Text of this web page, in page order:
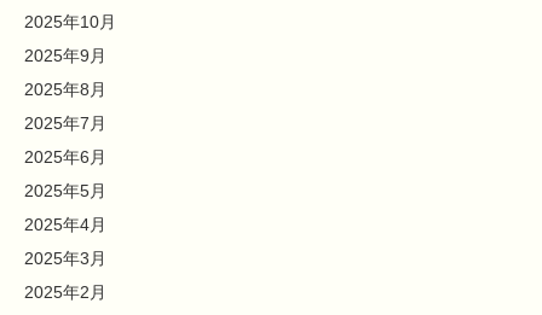
2025年10月
2025年9月
2025年8月
2025年7月
2025年6月
2025年5月
2025年4月
2025年3月
2025年2月